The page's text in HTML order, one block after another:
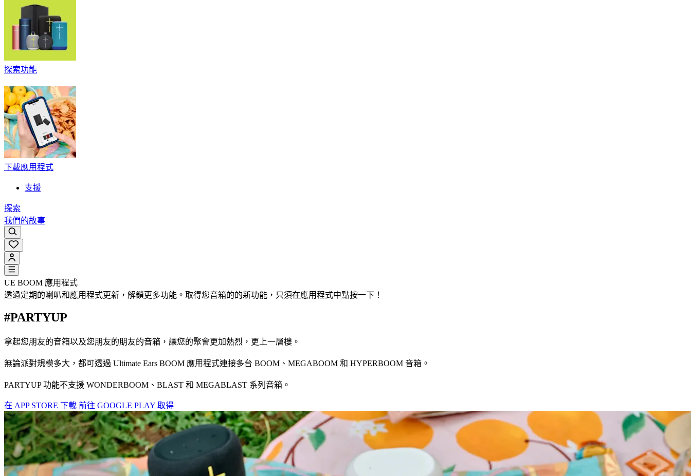
探索功能
下載應用程式
支援
探索
我們的故事
UE BOOM 應用程式
透過定期的喇叭和應用程式更新，解鎖更多功能。取得您音箱的的新功能，只須在應用程式中點按一下！
#PARTYUP
拿起您朋友的音箱以及您朋友的朋友的音箱，讓您的聚會更加熱烈，更上一層樓。
無論派對規模多大，都可透過 Ultimate Ears BOOM 應用程式連接多台 BOOM、MEGABOOM 和 HYPERBOOM 音箱。
PARTYUP 功能不支援 WONDERBOOM、BLAST 和 MEGABLAST 系列音箱。
在 APP STORE 下載 前往 GOOGLE PLAY 取得